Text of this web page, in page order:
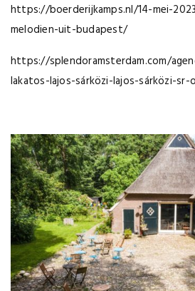
https://boerderijkamps.nl/14-mei-
melodien-uit-budapest/
https://splendoramsterdam.com/
lakatos-lajos-sárközi-lajos-sárközi-sr-